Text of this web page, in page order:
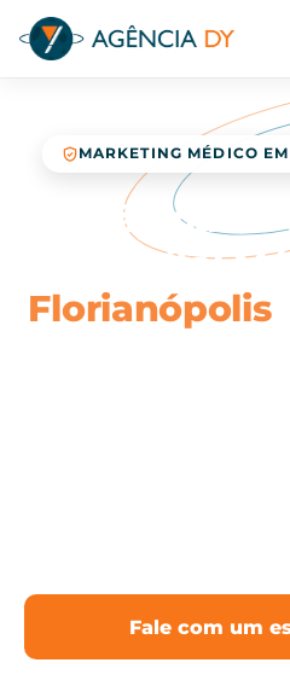
MARKETING MÉDICO
Agência de
Digital
Florianópolis
Fale com um